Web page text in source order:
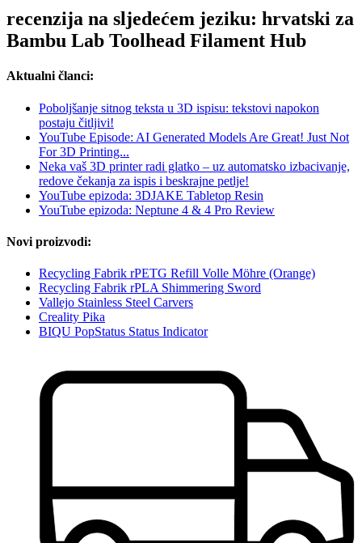
recenzija na sljedećem jeziku: hrvatski za
Bambu Lab Toolhead Filament Hub
Aktualni članci:
Poboljšanje sitnog teksta u 3D ispisu: tekstovi napokon
postaju čitljivi!
YouTube Episode: AI Generated Models Are Great! Just Not
For 3D Printing...
Neka vaš 3D printer radi glatko – uz automatsko izbacivanje,
redove čekanja za ispis i beskrajne petlje!
YouTube epizoda: 3DJAKE Tabletop Resin
YouTube epizoda: Neptune 4 & 4 Pro Review
Novi proizvodi:
Recycling Fabrik rPETG Refill Volle Möhre (Orange)
Recycling Fabrik rPLA Shimmering Sword
Vallejo Stainless Steel Carvers
Creality Pika
BIQU PopStatus Status Indicator